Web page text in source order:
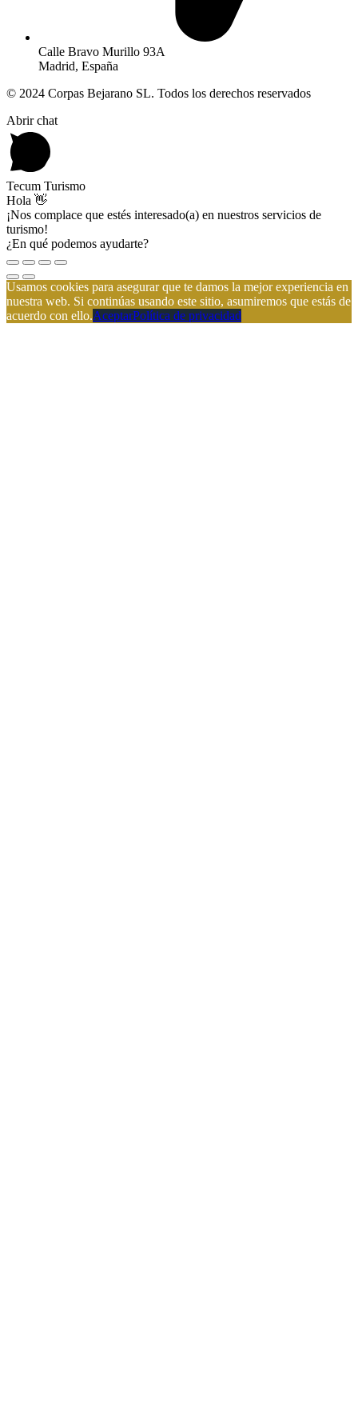
Calle Bravo Murillo 93A
Madrid, España
© 2024 Corpas Bejarano SL. Todos los derechos reservados
Abrir chat
Tecum Turismo
Hola 👋
¡Nos complace que estés interesado(a) en nuestros servicios de
turismo!
¿En qué podemos ayudarte?
Usamos cookies para asegurar que te damos la mejor experiencia en
nuestra web. Si continúas usando este sitio, asumiremos que estás de
acuerdo con ello.AceptarPolítica de privacidad